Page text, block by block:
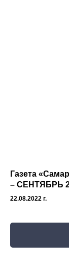
Газета
– СЕНТЯБРЬ
22.08.2022 г.